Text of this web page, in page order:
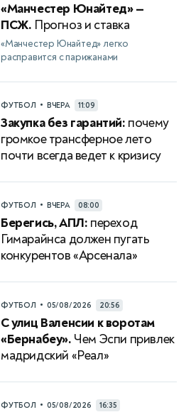
«Манчестер Юнайтед» —
ПСЖ. Прогноз и ставка
«Манчестер Юнайтед» легко
расправится с парижанами
ФУТБОЛ • ВЧЕРА 11:09
Закупка без гарантий: почему
громкое трансферное лето
почти всегда ведет к кризису
ФУТБОЛ • ВЧЕРА 08:00
Берегись, АПЛ: переход
Гимарайнса должен пугать
конкурентов «Арсенала»
ФУТБОЛ • 05/08/2026 20:56
С улиц Валенсии к воротам
«Бернабеу». Чем Эспи привлек
мадридский «Реал»
ФУТБОЛ • 05/08/2026 16:35